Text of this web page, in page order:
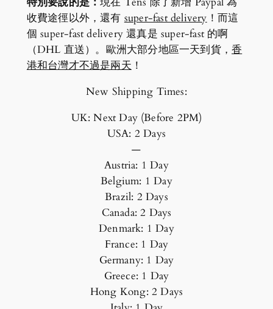
收費途徑以外，還有 super-fast delivery ！而這
個 super-fast delivery 還真是 super-fast 的啊
（DHL 直送）。歐洲大部分地區一天到貨，香
港和台灣才不過是兩天 ！
New Shipping Times:
UK: Next Day (Before 2PM)
USA: 2 Days
—
Austria: 1 Day
Belgium: 1 Day
Brazil: 2 Days
Canada: 2 Days
Denmark: 1 Day
France: 1 Day
Germany: 1 Day
Greece: 1 Day
Hong Kong: 2 Days